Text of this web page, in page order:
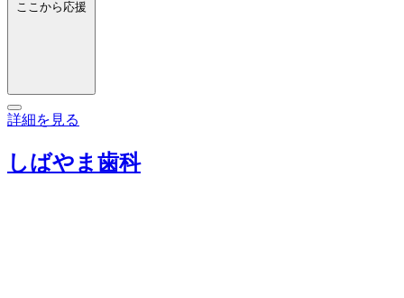
ここから応援
詳細を見る
しばやま歯科